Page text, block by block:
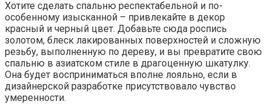
Хотите сделать спальню респектабельной и по-
особенному изысканной – привлекайте в декор
красный и черный цвет. Добавьте сюда роспись
золотом, блеск лакированных поверхностей и сложную
резьбу, выполненную по дереву, и вы превратите свою
спальню в азиатском стиле в драгоценную шкатулку.
Она будет восприниматься вполне лояльно, если в
дизайнерской разработке присутствовало чувство
умеренности.